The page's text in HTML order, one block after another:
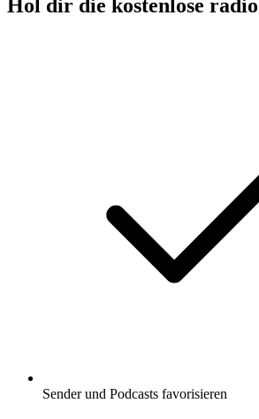
Hol dir die kostenlose
Sender und Podcasts favorisieren